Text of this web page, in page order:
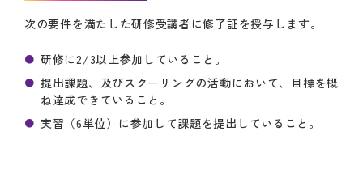
次の要件を満たした研修受講者に修了証を授与します。
研修に2/3以上参加していること。
提出課題、及びスクーリングの活動において、目標を概
ね達成できていること。
実習（6単位）に参加して課題を提出していること。